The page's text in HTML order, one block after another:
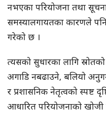
नभएका परियोजना तथा सूचना
समस्यालगायतका कारणले
गरेको छ ।
त्यसको सुधारका लागि
अगाडि नबढाउने, बलियो
र प्रशासनिक नेतृत्वको स्पष्ट
आधारित परियोजनाको